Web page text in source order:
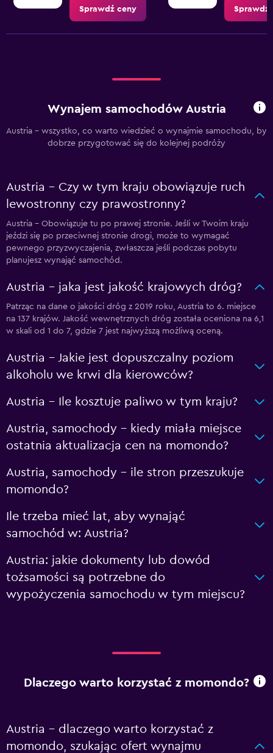
Sprawdź ceny Sprawdź
Wynajem samochodów Austria
Austria - wszystko, co warto wiedzieć o wynajmie samochodu, by
dobrze przygotować się do kolejnej podróży
Austria - Czy w tym kraju obowiązuje ruch
lewostronny czy prawostronny?
Austria – Obowiązuje tu po prawej stronie. Jeśli w Twoim kraju
jeździ się po przeciwnej stronie drogi, może to wymagać
pewnego przyzwyczajenia, zwłaszcza jeśli podczas pobytu
planujesz wynająć samochód.
Austria - jaka jest jakość krajowych dróg?
Patrząc na dane o jakości dróg z 2019 roku, Austria to 6. miejsce
na 137 krajów. Jakość wewnętrznych dróg została oceniona na 6,1
w skali od 1 do 7, gdzie 7 jest najwyższą możliwą oceną.
Austria – Jakie jest dopuszczalny poziom
alkoholu we krwi dla kierowców?
Austria – Ile kosztuje paliwo w tym kraju?
Austria, samochody – kiedy miała miejsce
ostatnia aktualizacja cen na momondo?
Austria, samochody – ile stron przeszukuje
momondo?
Ile trzeba mieć lat, aby wynająć
samochód w: Austria?
Austria: jakie dokumenty lub dowód
tożsamości są potrzebne do
wypożyczenia samochodu w tym miejscu?
Dlaczego warto korzystać z momondo?
Austria – dlaczego warto korzystać z
momondo, szukając ofert wynajmu